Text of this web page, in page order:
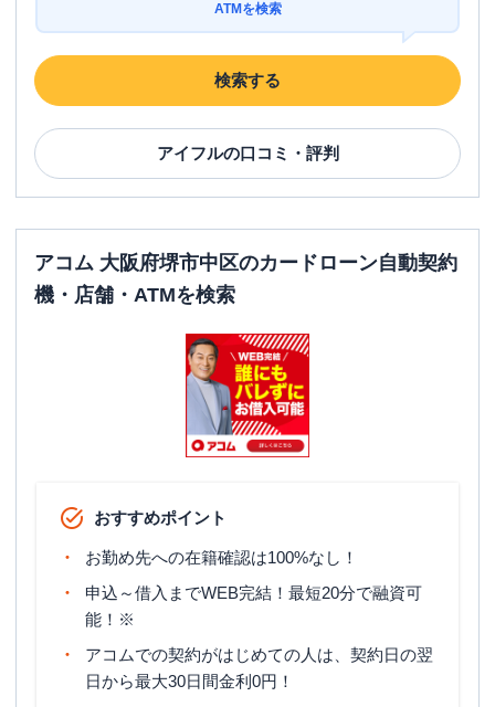
ATMを検索
検索する
アイフルの口コミ・評判
アコム 大阪府堺市中区のカードローン自動契約
機・店舗・ATMを検索
おすすめポイント
お勤め先への在籍確認は100%なし！
申込～借入までWEB完結！最短20分で融資可
能！※
アコムでの契約がはじめての人は、契約日の翌
日から最大30日間金利0円！